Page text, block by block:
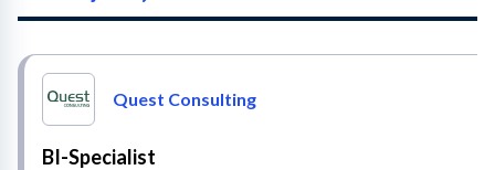
Quest Consulting
BI-Specialist